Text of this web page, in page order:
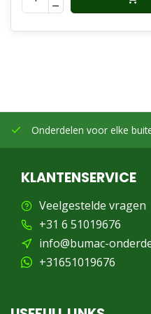
CS2600
CS2600TES
CS370
CS400
CS420
✅Ook toepasbaar op
Masport 500 kooimaaier
inschakeling (mits dit
Deze
Onderdelen voor elke
KLANTENSERVICE
Veelgestelde vragen
+31 6 51019676
info@bumac-
+31651019676